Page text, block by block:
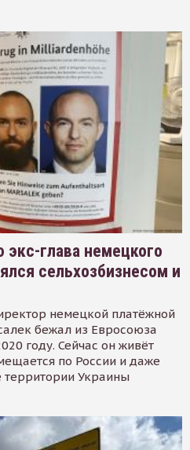
глава немецкого
сельхозбизнесом и
немецкой платёжной
бежал из Евросоюза
году. Сейчас он живёт
по России и даже
территории Украины